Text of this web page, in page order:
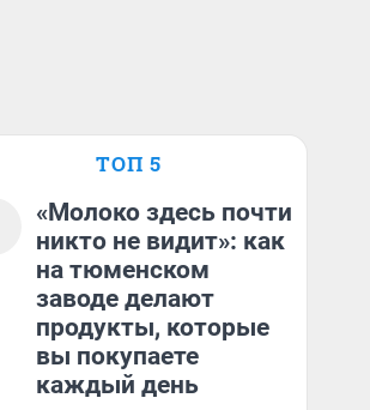
ТОП 5
«Молоко здесь почти
никто не видит»: как
на тюменском
заводе делают
продукты, которые
вы покупаете
каждый день